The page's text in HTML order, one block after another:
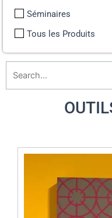
Séminaires
Tous les Produits